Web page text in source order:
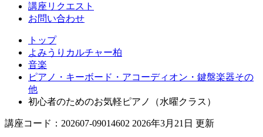
講座リクエスト
お問い合わせ
トップ
よみうりカルチャー柏
音楽
ピアノ・キーボード・アコーディオン・鍵盤楽器その
他
初心者のためのお気軽ピアノ（水曜クラス）
講座コード：202607-09014602 2026年3月21日 更新